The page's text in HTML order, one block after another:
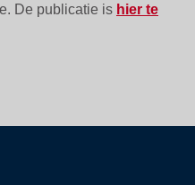
De publicatie is hier te